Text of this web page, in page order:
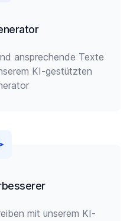
ansprechende Texte
KI-gestützten
mit unserem KI-